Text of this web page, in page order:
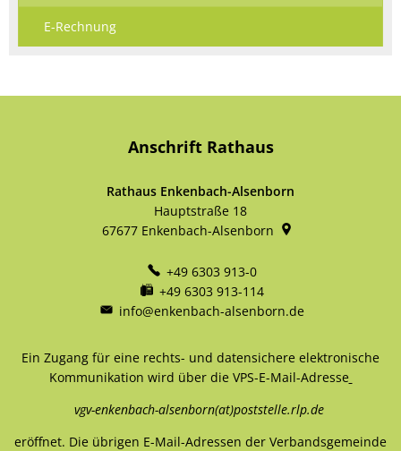
E-Rechnung
Anschrift Rathaus
Rathaus Enkenbach-Alsenborn
Hauptstraße 18
67677 Enkenbach-Alsenborn
+49 6303 913-0
+49 6303 913-114
info@enkenbach-alsenborn.de
Ein Zugang für eine rechts- und datensichere elektronische
Kommunikation wird über die VPS-E-Mail-Adresse
vgv-enkenbach-alsenborn(at)poststelle.rlp.de
eröffnet. Die übrigen E-Mail-Adressen der Verbandsgemeinde